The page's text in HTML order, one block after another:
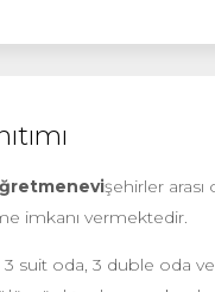
şehirler
imkanı vermektedir.
suit oda, 3 duble oda